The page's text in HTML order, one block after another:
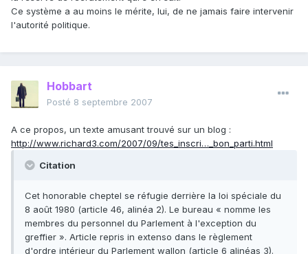
Ce système a au moins le mérite, lui, de ne jamais faire intervenir
l'autorité politique.
Hobbart
Posté 8 septembre 2007
A ce propos, un texte amusant trouvé sur un blog :
http://www.richard3.com/2007/09/tes_inscri…_bon_parti.html
Citation
Cet honorable cheptel se réfugie derrière la loi spéciale du
8 août 1980 (article 46, alinéa 2). Le bureau « nomme les
membres du personnel du Parlement à l'exception du
greffier ». Article repris in extenso dans le règlement
d'ordre intérieur du Parlement wallon (article 6 alinéas 3).